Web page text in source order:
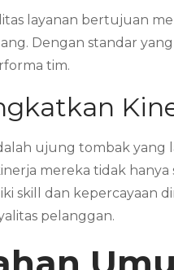
layanan bertujuan
Dengan standar
tim.
ujung tombak yang
mereka tidak
skill dan kepercayaan
pelanggan.